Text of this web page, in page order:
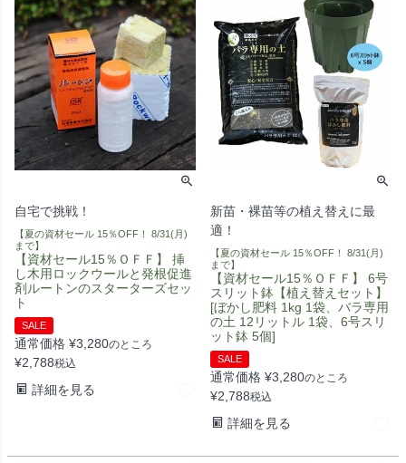
自宅で挑戦！
【夏の資材セール 15％OFF！ 8/31(月)
まで】
【資材セール15％ＯＦＦ】 挿
し木用ロックウールと発根促進
剤ルートンのスターターズセッ
ト
SALE
通常価格 ¥3,280のところ
¥2,788税込
詳細を見る
新苗・裸苗等の植え替えに最
適！
【夏の資材セール 15％OFF！ 8/31(月)
まで】
【資材セール15％ＯＦＦ】 6号
スリット鉢【植え替えセット】
[ぼかし肥料 1kg 1袋、バラ専用
の土 12リットル 1袋、6号スリ
ット鉢 5個]
SALE
通常価格 ¥3,280のところ
¥2,788税込
詳細を見る